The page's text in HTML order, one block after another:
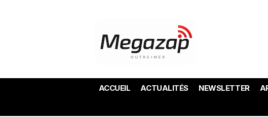
ACCUEIL ACTUALITÉS NEWSLETTER